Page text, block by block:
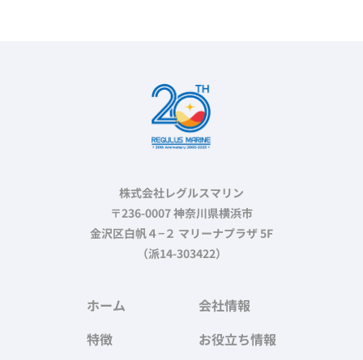
株式会社レグルスマリン
〒236-0007 神奈川県横浜市
金沢区白帆４−２ マリーナプラザ 5F
（派14-303422）
ホーム
特徴
会社情報
お役立ち情報